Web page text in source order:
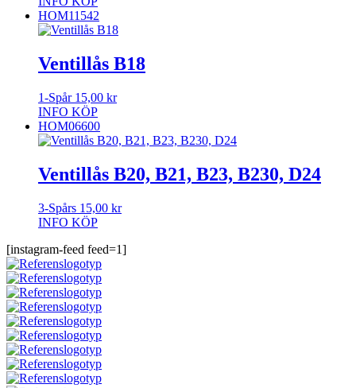
HOM11542
Ventillås B18
1-Spår 15,00 kr
INFO KÖP
HOM06600
Ventillås B20, B21, B23, B230, D24
3-Spårs 15,00 kr
INFO KÖP
[instagram-feed feed=1]